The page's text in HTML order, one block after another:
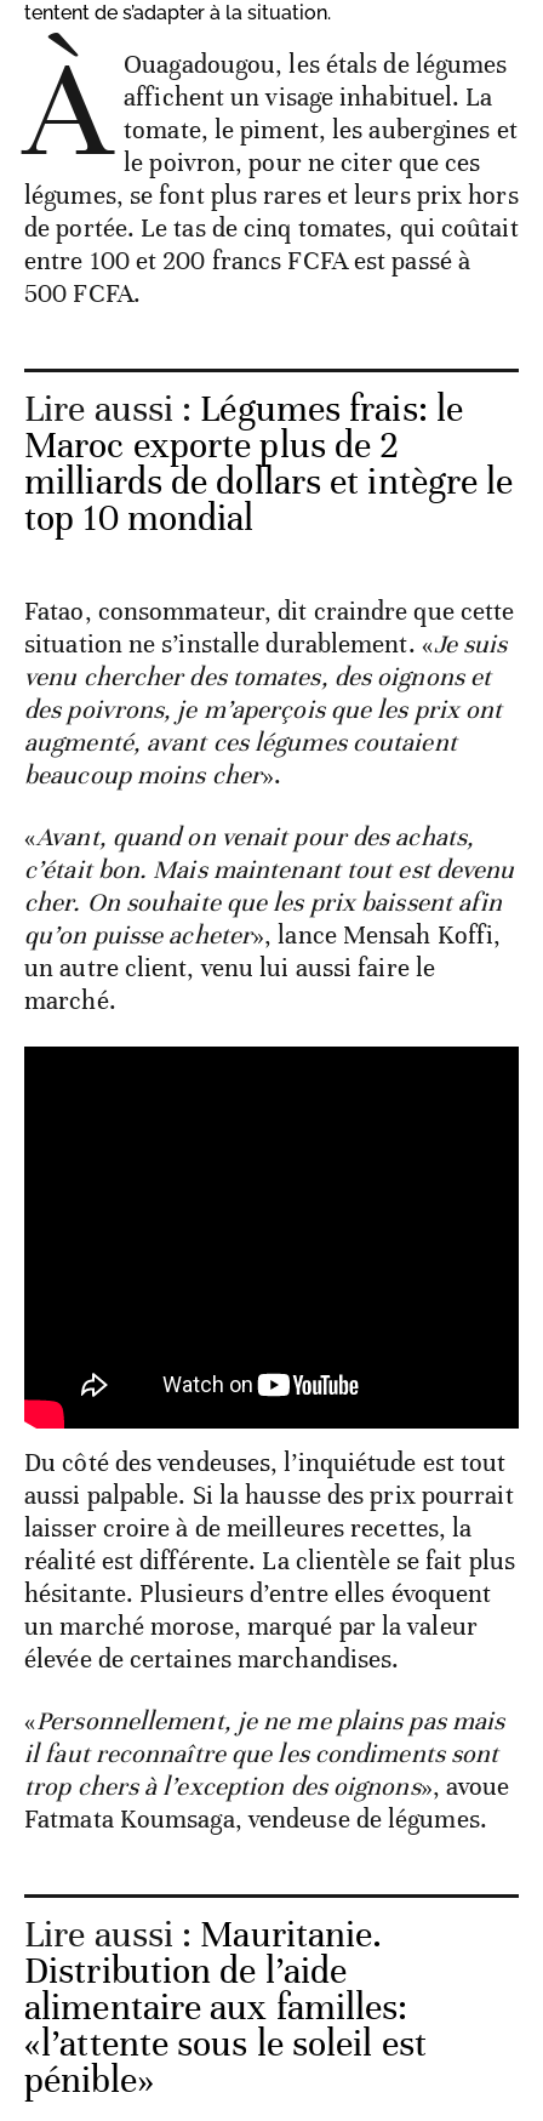
tentent de s’adapter à la situation.
À Ouagadougou, les étals de légumes
affichent un visage inhabituel. La
tomate, le piment, les aubergines et
le poivron, pour ne citer que ces
légumes, se font plus rares et leurs prix hors
de portée. Le tas de cinq tomates, qui coûtait
entre 100 et 200 francs FCFA est passé à
500 FCFA.
Lire aussi : Légumes frais: le
Maroc exporte plus de 2
milliards de dollars et intègre le
top 10 mondial
Fatao, consommateur, dit craindre que cette
situation ne s’installe durablement. «Je suis
venu chercher des tomates, des oignons et
des poivrons, je m’aperçois que les prix ont
augmenté, avant ces légumes coutaient
beaucoup moins cher».
«Avant, quand on venait pour des achats,
c’était bon. Mais maintenant tout est devenu
cher. On souhaite que les prix baissent afin
qu’on puisse acheter», lance Mensah Koffi,
un autre client, venu lui aussi faire le
marché.
Du côté des vendeuses, l’inquiétude est tout
aussi palpable. Si la hausse des prix pourrait
laisser croire à de meilleures recettes, la
réalité est différente. La clientèle se fait plus
hésitante. Plusieurs d’entre elles évoquent
un marché morose, marqué par la valeur
élevée de certaines marchandises.
«Personnellement, je ne me plains pas mais
il faut reconnaître que les condiments sont
trop chers à l’exception des oignons», avoue
Fatmata Koumsaga, vendeuse de légumes.
Lire aussi : Mauritanie.
Distribution de l’aide
alimentaire aux familles:
«l’attente sous le soleil est
pénible»